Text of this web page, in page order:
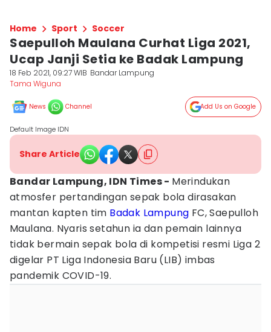
Home Sport Soccer
Saepulloh Maulana Curhat Liga 2021,
Ucap Janji Setia ke Badak Lampung
18 Feb 2021, 09:27 WIB Bandar Lampung
Tama Wiguna
News Channel Add Us on Google
Default Image IDN
Share Article
Bandar Lampung, IDN Times - Merindukan
atmosfer pertandingan sepak bola dirasakan
mantan kapten tim Badak Lampung FC, Saepulloh
Maulana. Nyaris setahun ia dan pemain lainnya
tidak bermain sepak bola di kompetisi resmi Liga 2
digelar PT Liga Indonesia Baru (LIB) imbas
pandemik COVID-19.